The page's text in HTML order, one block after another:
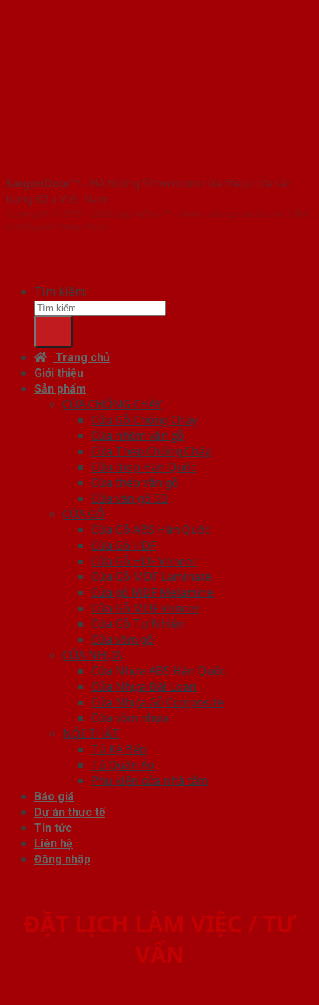
SaigonDoor™ - Hệ thống Showroom cửa thép cửa sắt
hàng đầu Việt Nam
Copyright ⓒ 2016 – 2026 SaigonDoor™ - www.cuathepcuasat.com | Đơn
vị chủ quản SaigonDoor
Tìm kiếm:
Trang chủ
Giới thiệu
Sản phẩm
CỬA CHỐNG CHÁY
Cửa Gỗ Chống Cháy
Cửa nhôm vân gỗ
Cửa Thép Chống Cháy
Cửa thép Hàn Quốc
Cửa thép vân gỗ
Cửa vân gỗ 5D
CỬA GỖ
Cửa Gỗ ABS Hàn Quốc
Cửa Gỗ HDF
Cửa Gỗ HDF Veneer
Cửa Gỗ MDF Laminate
Cửa gỗ MDF Melamine
Cửa Gỗ MDF Veneer
Cửa Gỗ Tự Nhiên
Cửa vòm gỗ
CỬA NHỰA
Cửa Nhựa ABS Hàn Quốc
Cửa Nhựa Đài Loan
Cửa Nhựa Gỗ Composite
Cửa vòm nhựa
NỘI THẤT
Tủ Kệ Bếp
Tủ Quần Áo
Phụ kiện cửa nhà tắm
Báo giá
Dự án thực tế
Tin tức
Liên hệ
Đăng nhập
ĐẶT LỊCH LÀM VIỆC / TƯ
VẤN